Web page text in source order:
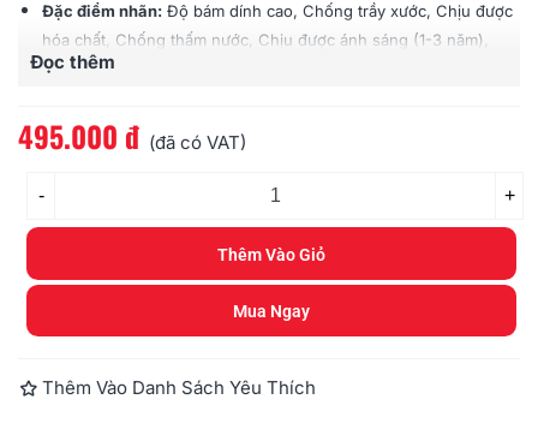
Đặc điểm nhãn: Độ bám dính cao, Chống trầy xước, Chịu được
hóa chất, Chống thấm nước, Chịu được ánh sáng (1-3 năm),
Chịu được nhiệt độ (-80 độ - 200 độ C)
Đọc thêm
495.000 đ (đã có VAT)
- +
Thêm Vào Giỏ
Mua Ngay
Thêm Vào Danh Sách Yêu Thích